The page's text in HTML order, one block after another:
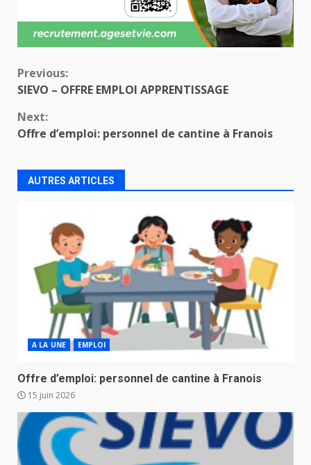
Continue
Previous:
SIEVO – OFFRE EMPLOI APPRENTISSAGE
Next:
Offre d’emploi: personnel de cantine à Franois
AUTRES ARTICLES
A LA UNE EMPLOI
Offre d’emploi: personnel de cantine à Franois
15 juin 2026